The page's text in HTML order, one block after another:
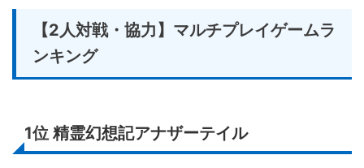
【2人対戦・協力】マルチプレイゲームラ
ンキング
1位 精霊幻想記アナザーテイル